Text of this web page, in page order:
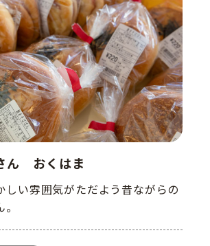
ん おくはま
しい雰囲気がただよう昔ながらの